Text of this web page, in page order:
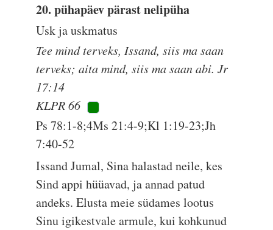
20. pühapäev pärast nelipüha
Usk ja uskmatus
Tee mind terveks, Issand, siis ma saan
terveks; aita mind, siis ma saan abi. Jr
17:14
KLPR 66
Ps 78:1-8;4Ms 21:4-9;Kl 1:19-23;Jh
7:40-52
Issand Jumal, Sina halastad neile, kes
Sind appi hüüavad, ja annad patud
andeks. Elusta meie südames lootus
Sinu igikestvale armule, kui kohkunud